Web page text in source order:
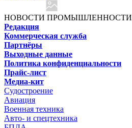
НОВОСТИ ПРОМЫШЛЕННОСТИ
Редакция
Коммерческая служба
Партнёры
Выходные данные
Политика конфиденциальности
Прайс-лист
Медиа-кит
Судостроение
Авиация
Военная техника
Авто- и спецтехника